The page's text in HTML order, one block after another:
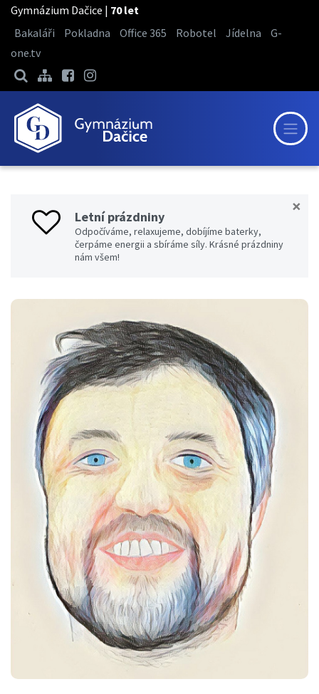
Gymnázium Dačice | 70 let
Bakaláři
Pokladna Office 365 Robotel Jídelna
G-
one.tv
×
Letní prázdniny
Odpočíváme, relaxujeme, dobíjíme baterky,
čerpáme energii a sbíráme síly. Krásné prázdniny
nám všem!